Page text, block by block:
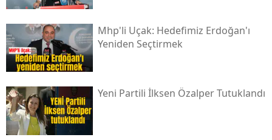
Mhp'li Uçak: Hedefimiz Erdoğan'ı
Yeniden Seçtirmek
Yeni̇ Partili İlksen Özalper Tutuklandı